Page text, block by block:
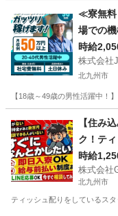
その他
≪寮無料
場での
時給
株式会社
北九州市
【18歳～49歳の男性活躍中
その他
【住み
ク！テ
お仕事。
時給
株式会社
北九州市
ティッシュ配りをしているス